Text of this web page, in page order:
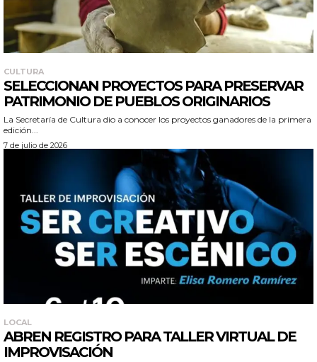
CULTURA
SELECCIONAN PROYECTOS PARA PRESERVAR
PATRIMONIO DE PUEBLOS ORIGINARIOS
La Secretaría de Cultura dio a conocer los proyectos ganadores de la primera
edición...
7 de julio de 2026
LOCAL
ABREN REGISTRO PARA TALLER VIRTUAL DE
IMPROVISACIÓN